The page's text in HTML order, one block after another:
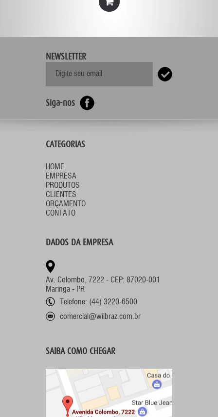
NEWSLETTER
Siga-nos
CATEGORIAS
HOME
EMPRESA
PRODUTOS
CLIENTES
ORÇAMENTO
CONTATO
DADOS DA EMPRESA
Av. Colombo, 7222 - CEP: 87020-001
Maringa - PR
Telefone: (44) 3220-6500
comercial@wilbraz.com.br
SAIBA COMO CHEGAR